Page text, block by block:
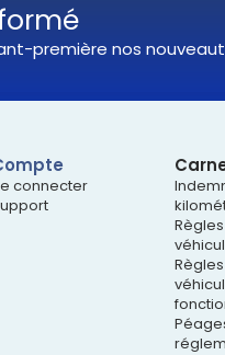
première nos
connecter